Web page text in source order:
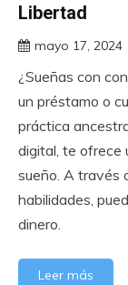
Libertad
mayo 17, 2024
¿Sueñas con
un préstamo o
práctica
digital, te ofrece
sueño. A través
habilidades,
dinero.
Leer más